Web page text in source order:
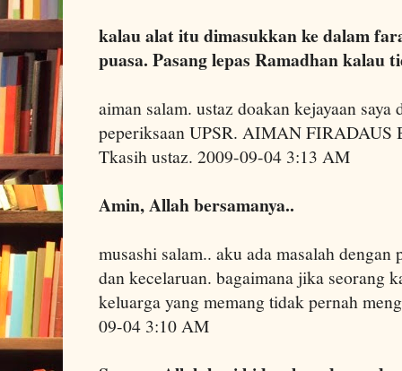
kalau alat itu dimasukkan ke dalam
puasa. Pasang lepas Ramadhan kalau
aiman salam. ustaz doakan kejayaan
peperiksaan UPSR. AIMAN
Tkasih ustaz. 2009-09-04 3:13 AM
Amin, Allah bersamanya..
musashi salam.. aku ada masalah dengan
dan kecelaruan. bagaimana jika seorang
keluarga yang memang tidak pernah
09-04 3:10 AM